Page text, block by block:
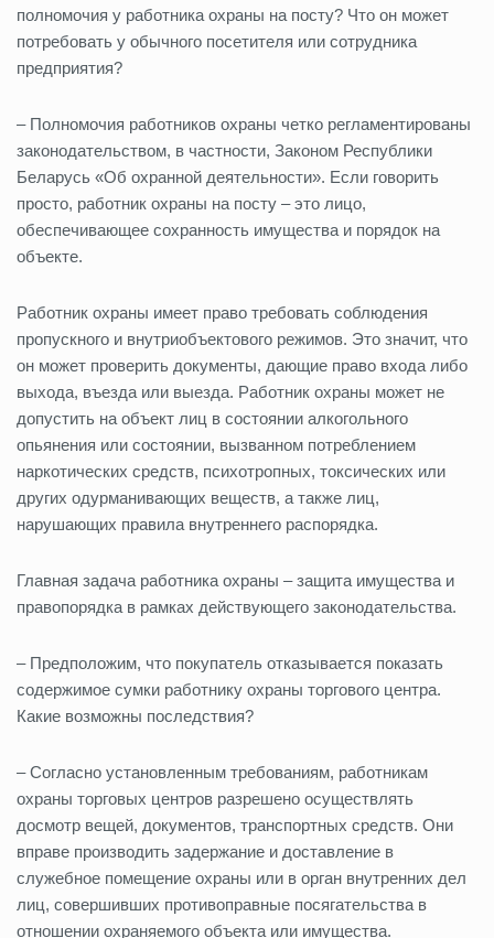
полномочия у работника охраны на посту? Что он может
потребовать у обычного посетителя или сотрудника
предприятия?
– Полномочия работников охраны четко регламентированы
законодательством, в частности, Законом Республики
Беларусь «Об охранной деятельности». Если говорить
просто, работник охраны на посту – это лицо,
обеспечивающее сохранность имущества и порядок на
объекте.
Работник охраны имеет право требовать соблюдения
пропускного и внутриобъектового режимов. Это значит, что
он может проверить документы, дающие право входа либо
выхода, въезда или выезда. Работник охраны может не
допустить на объект лиц в состоянии алкогольного
опьянения или состоянии, вызванном потреблением
наркотических средств, психотропных, токсических или
других одурманивающих веществ, а также лиц,
нарушающих правила внутреннего распорядка.
Главная задача работника охраны – защита имущества и
правопорядка в рамках действующего законодательства.
– Предположим, что покупатель отказывается показать
содержимое сумки работнику охраны торгового центра.
Какие возможны последствия?
– Согласно установленным требованиям, работникам
охраны торговых центров разрешено осуществлять
досмотр вещей, документов, транспортных средств. Они
вправе производить задержание и доставление в
служебное помещение охраны или в орган внутренних дел
лиц, совершивших противоправные посягательства в
отношении охраняемого объекта или имущества.